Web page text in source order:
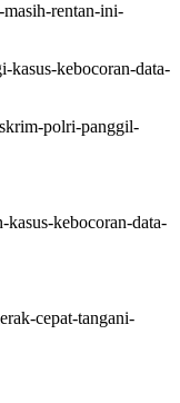
rentan-ini-
kasus-kebocoran-data-
polri-panggil-
kebocoran-data-
cepat-tangani-